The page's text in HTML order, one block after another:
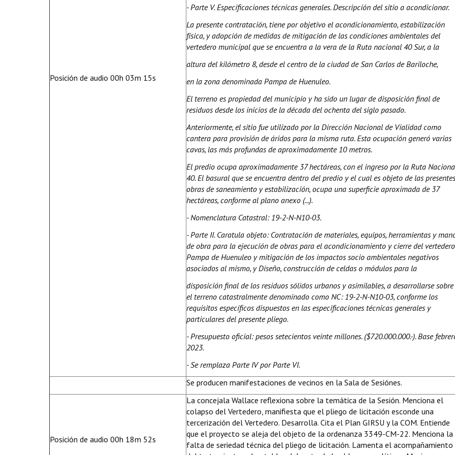
Posición de audio 00h 03m 15s
- Parte V. Especificaciones técnicas generales. Descripción del sitio a acondicionar.
La presente contratación, tiene por objetivo el acondicionamiento, estabilización
física, y adopción de medidas de mitigación de las condiciones ambientales del
vertedero municipal que se encuentra a la vera de la Ruta nacional 40 Sur, a la
altura del kilómetro 8, desde el centro de la ciudad de San Carlos de Bariloche,
en la zona denominada Pampa de Huenuleo.
El terreno es propiedad del municipio y ha sido un lugar de disposición final de
residuos desde los inicios de la década del ochenta del siglo pasado.
Anteriormente, el sitio fue utilizado por la Dirección Nacional de Vialidad como
cantera para provisión de áridos para la misma ruta. Esta ocupación generó varias
cavas, las más profundas de aproximadamente 10 metros.
El predio ocupa aproximadamente 37 hectáreas, con el ingreso por la Ruta
40. El basural que se encuentra dentro del predio y el cual es objeto de las presentes
obras de saneamiento y estabilización, ocupa una superficie aproximada de 37
hectáreas, conforme al plano anexo (...).
- Nomenclatura Catastral: 19-2-N-N10-03.
- Parte II. Caratula objeto: Contratación de materiales, equipos, herramientas y
de obra para la ejecución de obras para el acondicionamiento y cierre del vertedero
Pampa de Huenuleo y mitigación de los impactos socio ambientales negativos
asociados al mismo, y Diseño, construcción de celdas o módulos para la
disposición final de los residuos sólidos urbanos y asimilables, a desarrollarse sobre
el terreno catastralmente denominado como NC: 19-2-N-N10-03, conforme los
requisitos específicos dispuestos en las especificaciones técnicas generales y
particulares del presente pliego.
- Presupuesto oficial: pesos setecientos veinte millones. ($720.000.000.-). Base
2023.
- Se remplaza Parte IV por Parte VI.
Se producen manifestaciones de vecinos en la Sala de Sesiónes.
Posición de audio 00h 18m 52s
La concejala Wallace reflexiona sobre la temática de la Sesión. Menciona el
colapso del Vertedero, manifiesta que el pliego de licitación esconde una
tercerización del Vertedero. Desarrolla. Cita el Plan GIRSU y la COM. Entiende
que el proyecto se aleja del objeto de la ordenanza 3349-CM-22. Menciona la
falta de seriedad técnica del pliego de licitación. Lamenta el acompañamiento